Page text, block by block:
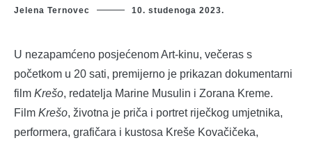
Jelena Ternovec 10. studenoga 2023.
U nezapamćeno posjećenom Art-kinu, večeras s
početkom u 20 sati, premijerno je prikazan dokumentarni
film Krešo, redatelja Marine Musulin i Zorana Kreme.
Film Krešo, životna je priča i portret riječkog umjetnika,
performera, grafičara i kustosa Kreše Kovačičeka,